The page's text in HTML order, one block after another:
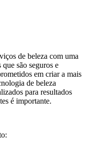
de beleza com uma
são seguros e
em criar a mais
de beleza
para resultados
é importante.